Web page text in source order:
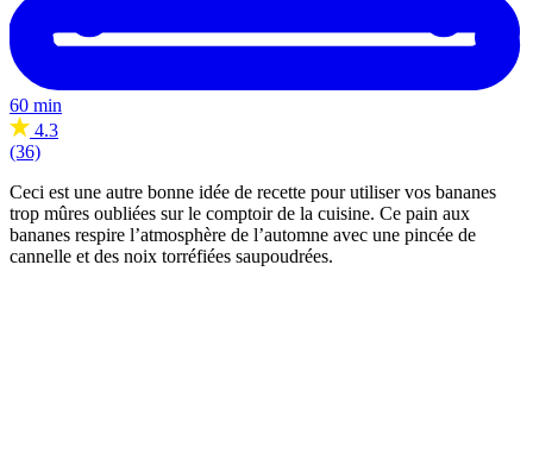
60 min
4.3
(36)
Ceci est une autre bonne idée de recette pour utiliser vos bananes
trop mûres oubliées sur le comptoir de la cuisine. Ce pain aux
bananes respire l’atmosphère de l’automne avec une pincée de
cannelle et des noix torréfiées saupoudrées.